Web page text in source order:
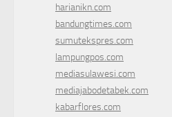
harianikn.com
bandungtimes.com
sumutekspres.com
lampungpos.com
mediasulawesi.com
mediajabodetabek.com
kabarflores.com